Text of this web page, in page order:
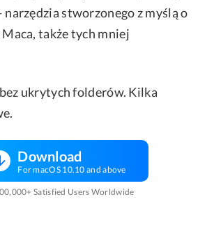
narzędzia stworzonego z myślą o
także tych mniej
ukrytych folderów. Kilka
Download
For macOS 10.10 and above
Satisfied Users Worldwide